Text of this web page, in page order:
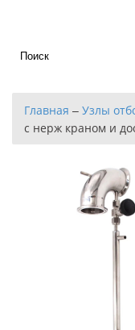
Главная – Узлы
с нерж краном и